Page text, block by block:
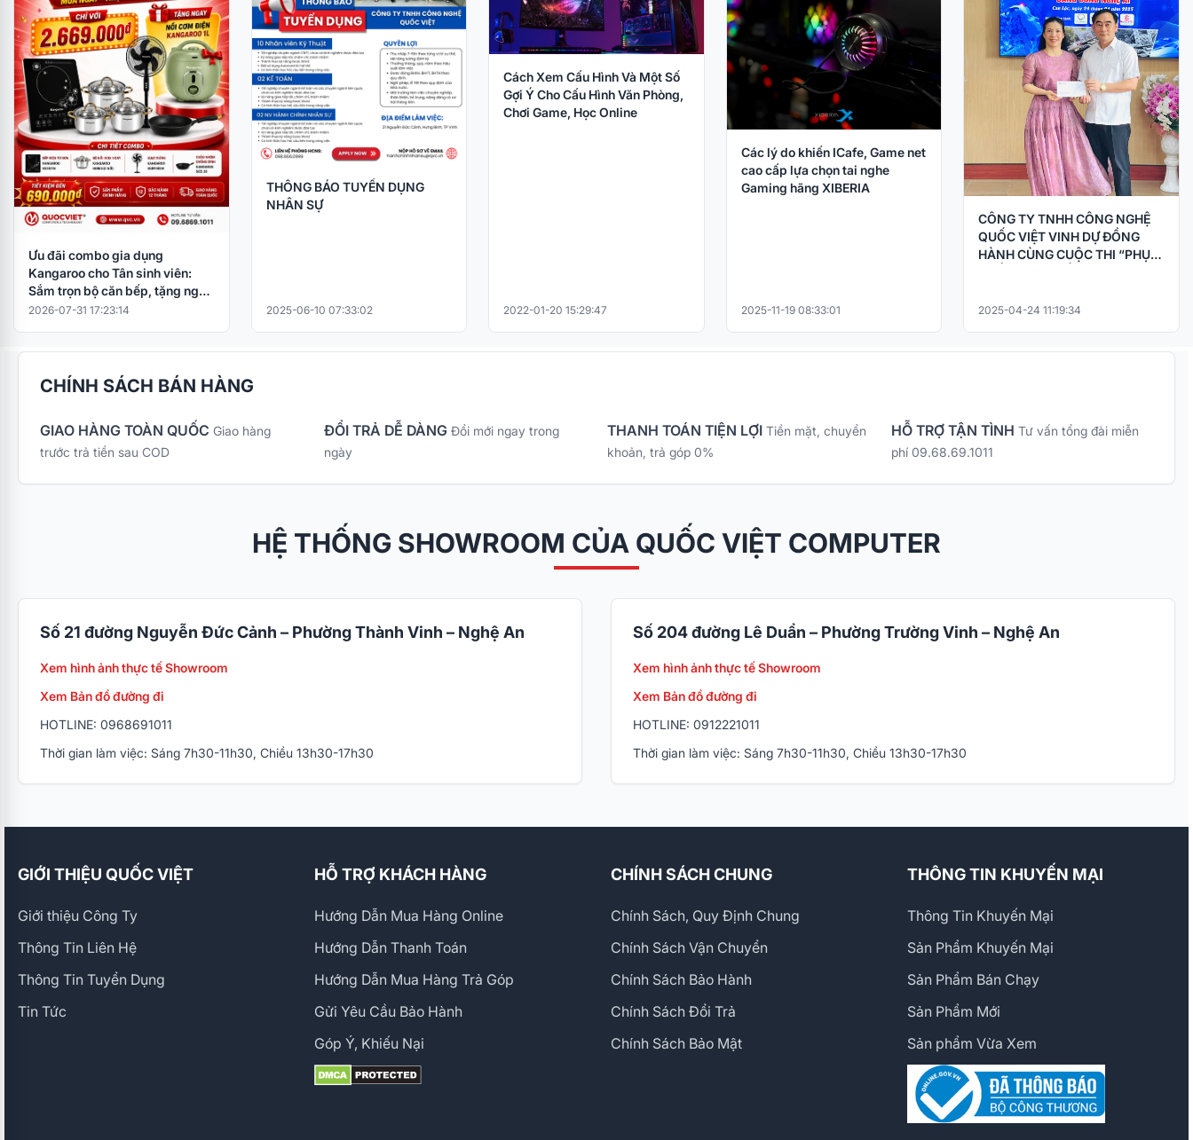
Ưu đãi combo gia dụng
Kangaroo cho Tân sinh viên:
Sắm trọn bộ căn bếp, tặng ngay
nồi cơm điện
2026-07-31 17:23:14
THÔNG BÁO TUYỂN DỤNG
NHÂN SỰ
2025-06-10 07:33:02
Cách Xem Cấu Hình Và Một Số
Gợi Ý Cho Cấu Hình Văn Phòng,
Chơi Game, Học Online
2022-01-20 15:29:47
Các lý do khiến ICafe, Game net
cao cấp lựa chọn tai nghe
Gaming hãng XIBERIA
2025-11-19 08:33:01
CÔNG TY TNHH CÔNG NGHỆ
QUỐC VIỆT VINH DỰ ĐỒNG
HÀNH CÙNG CUỘC THI “PHỤC
2025-04-24 11:19:34
CHÍNH SÁCH BÁN HÀNG
GIAO HÀNG TOÀN QUỐC Giao hàng
trước trả tiền sau COD
ĐỔI TRẢ DỄ DÀNG Đổi mới ngay trong
ngày
THANH TOÁN TIỆN LỢI Tiền mặt, chuyển
khoản, trả góp 0%
HỖ TRỢ TẬN TÌNH Tư vấn tổng đài miễn
phí 09.68.69.1011
HỆ THỐNG SHOWROOM CỦA QUỐC VIỆT COMPUTER
Số 21 đường Nguyễn Đức Cảnh – Phường Thành Vinh – Nghệ An
Xem hình ảnh thực tế Showroom
Xem Bản đồ đường đi
HOTLINE: 0968691011
Thời gian làm việc: Sáng 7h30-11h30, Chiều 13h30-17h30
Số 204 đường Lê Duẩn – Phường Trường Vinh – Nghệ An
Xem hình ảnh thực tế Showroom
Xem Bản đồ đường đi
HOTLINE: 0912221011
Thời gian làm việc: Sáng 7h30-11h30, Chiều 13h30-17h30
GIỚI THIỆU QUỐC VIỆT
Giới thiệu Công Ty
Thông Tin Liên Hệ
Thông Tin Tuyển Dụng
Tin Tức
HỖ TRỢ KHÁCH HÀNG
Hướng Dẫn Mua Hàng Online
Hướng Dẫn Thanh Toán
Hướng Dẫn Mua Hàng Trả Góp
Gửi Yêu Cầu Bảo Hành
Góp Ý, Khiếu Nại
CHÍNH SÁCH CHUNG
Chính Sách, Quy Định Chung
Chính Sách Vận Chuyển
Chính Sách Bảo Hành
Chính Sách Đổi Trả
Chính Sách Bảo Mật
THÔNG TIN KHUYẾN MẠI
Thông Tin Khuyến Mại
Sản Phẩm Khuyến Mại
Sản Phẩm Bán Chạy
Sản Phẩm Mới
Sản phẩm Vừa Xem